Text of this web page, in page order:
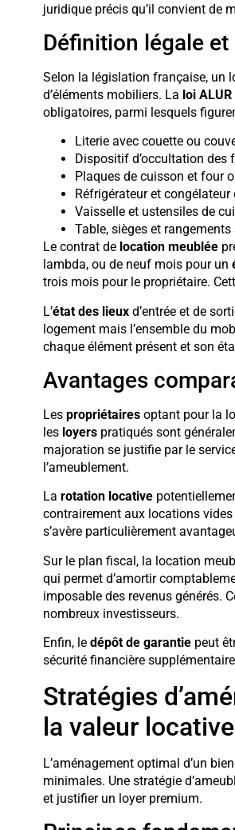
juridique précis qu’il convient de
Définition légale
Selon la législation française, un
d’éléments mobiliers. La loi ALUR
obligatoires, parmi lesquels
Literie avec couette ou
Dispositif d’occultation des
Plaques de cuisson et four
Réfrigérateur et
Vaisselle et ustensiles de
Table, sièges et
Le contrat de location meublée
lambda, ou de neuf mois pour un
trois mois pour le propriétaire.
L’état des lieuxd’entrée et de
logement mais l’ensemble du
chaque élément présent et son
Avantages
Les propriétairesoptant pour la
les loyerspratiqués sont
majoration se justifie par le
l’ameublement.
La rotation locative
contrairement aux locations
s’avère particulièrement
Sur le plan fiscal, la location
qui permet d’amortir
imposable des revenus générés.
nombreux investisseurs.
Enfin, le dépôt de garantiepeut
sécurité financière
Stratégies
la valeur locative
L’aménagement optimal d’un
minimales. Une stratégie
et justifier un loyer premium.